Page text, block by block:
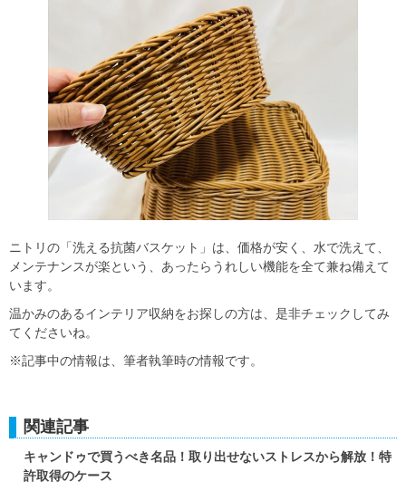
ニトリの「洗える抗菌バスケット」は、価格が安く、水で洗えて、
メンテナンスが楽という、あったらうれしい機能を全て兼ね備えて
います。
温かみのあるインテリア収納をお探しの方は、是非チェックしてみ
てくださいね。
※記事中の情報は、筆者執筆時の情報です。
関連記事
キャンドゥで買うべき名品！取り出せないストレスから解放！特
許取得のケース